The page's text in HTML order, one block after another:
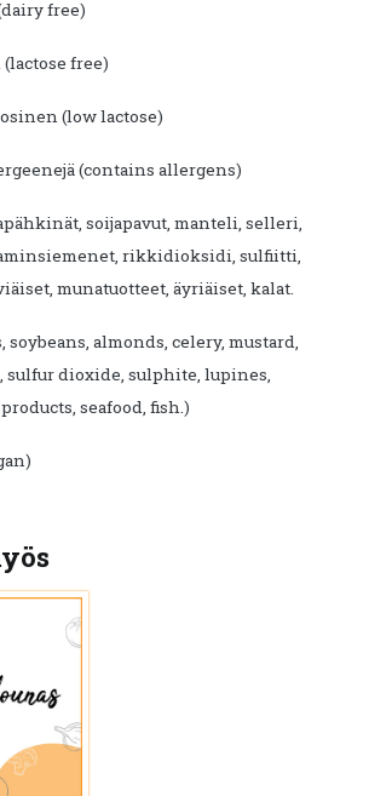
free)
free)
(low lactose)
(contains allergens)
soijapavut, manteli, selleri,
rikkidioksidi, sulfiitti,
munatuotteet, äyriäiset, kalat.
soybeans, almonds, celery, mustard,
sulfur dioxide, sulphite, lupines,
seafood, fish.)